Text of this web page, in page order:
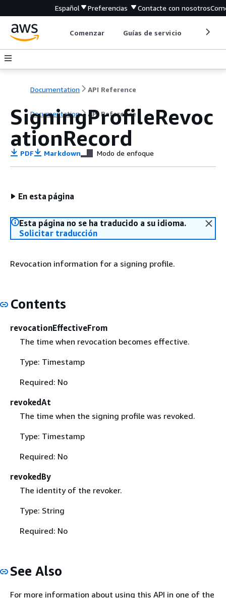
Español Preferencias Contacte con nosotros
Comenzar Guías de servicio
Documentation API Reference
Documentation API Reference
SigningProfileRevoc
ationRecord
PDF Markdown Modo de enfoque
En esta página
Esta página no se ha traducido a su idioma.
Solicitar traducción
Revocation information for a signing profile.
Contents
revocationEffectiveFrom
The time when revocation becomes effective.
Type: Timestamp
Required: No
revokedAt
The time when the signing profile was revoked.
Type: Timestamp
Required: No
revokedBy
The identity of the revoker.
Type: String
Required: No
See Also
For more information about using this API in one of the